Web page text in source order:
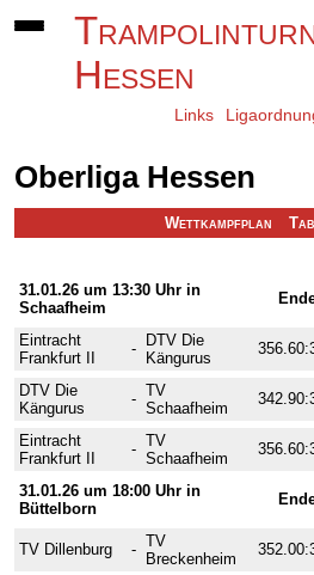
Hessen
Links
Oberliga Hessen
Wettkampfplan
31.01.26 um 13:30 Uhr in
Schaafheim
Eintracht
Frankfurt II
-
DTV Die
Kängurus
DTV Die
Kängurus
- TV
Schaafheim
Eintracht
Frankfurt II
- TV
Schaafheim
31.01.26 um 18:00 Uhr in
Büttelborn
TV Dillenburg - TV
Breckenheim